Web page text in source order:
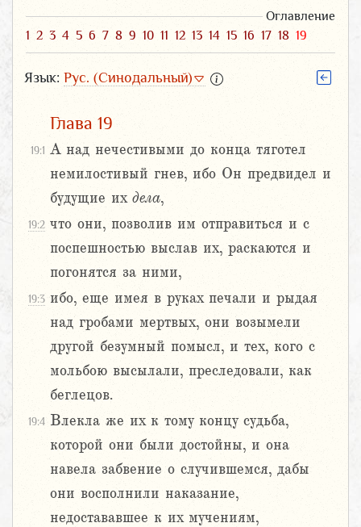
Оглавление
1 2 3 4 5 6 7 8 9 10 11 12 13 14 15 16 17 18 19
Язык: Рус. (Синодальный)
Глава 19
19:1 А над нечестивыми до конца тяготел
немилостивый гнев, ибо Он предвидел и
будущие их дела,
19:2 что они, позволив им отправиться и с
поспешностью выслав их, раскаются и
погонятся за ними,
19:3 ибо, еще имея в руках печали и рыдая
над гробами мертвых, они возымели
другой безумный помысл, и тех, кого с
мольбою высылали, преследовали, как
беглецов.
19:4 Влекла же их к тому концу судьба,
которой они были достойны, и она
навела забвение о случившемся, дабы
они восполнили наказание,
недостававшее к их мучениям,